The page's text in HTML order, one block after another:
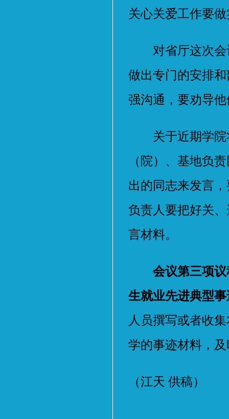
关心关爱工作要
对省厅这次会
做出专门的安排
强沟通，要劝导
关于近期学院
（院）、基地负
出的同志来发言
负责人要把好关
言材料。
会议第三项
生就业先进典型
人员撰写或者收
学的事迹材料，
（江天 供稿）